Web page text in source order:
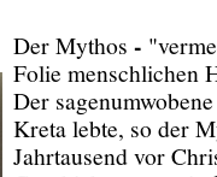
Der Mythos -
Folie menschlichen
Der
Kreta lebte, so der
Jahrtausend vor